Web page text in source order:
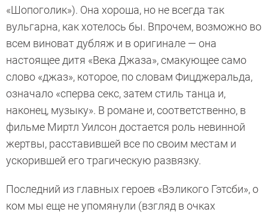
«Шопоголик»). Она хороша, но не всегда так
вульгарна, как хотелось бы. Впрочем, возможно во
всем виноват дубляж и в оригинале — она
настоящее дитя «Века Джаза», смакующее само
слово «джаз», которое, по словам Фицджеральда,
означало «сперва секс, затем стиль танца и,
наконец, музыку». В романе и, соответственно, в
фильме Миртл Уилсон достается роль невинной
жертвы, расставившей все по своим местам и
ускорившей его трагическую развязку.
Последний из главных героев «Вэликого Гэтсби», о
ком мы еще не упомянули (взгляд в очках